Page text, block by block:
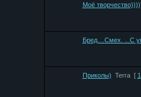
Моё
Бред....Смех. ...С
Приколы) Terra [ 1